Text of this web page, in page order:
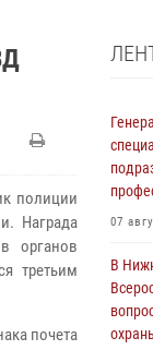
полиции
Награда
органов
третьим
почета
07
В